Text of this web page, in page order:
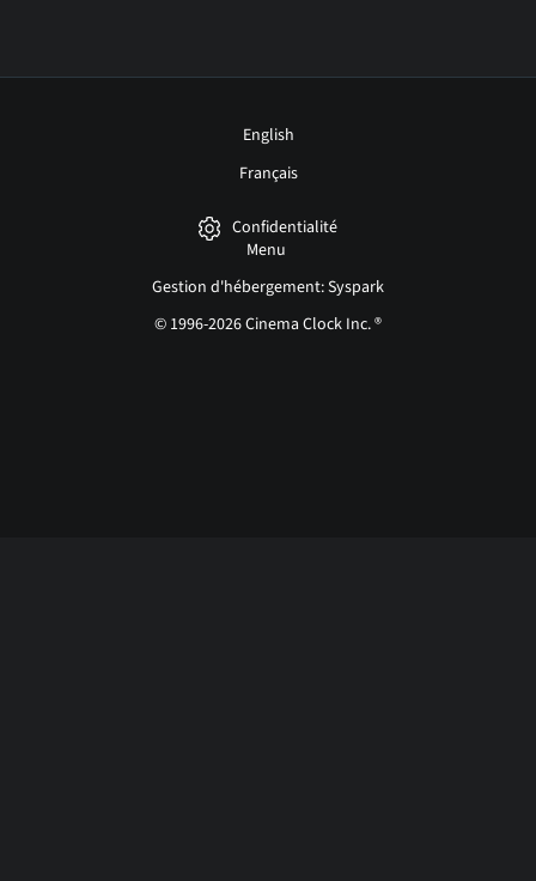
English
Français
Confidentialité
Menu
Gestion d'hébergement: Syspark
© 1996-2026 Cinema Clock Inc. ®